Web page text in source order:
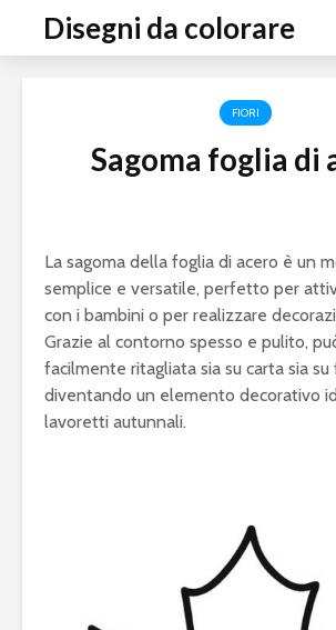
Disegni da colorare
FIORI
Sagoma foglia di
La sagoma della foglia di acero è un
semplice e versatile, perfetto per
con i bambini o per realizzare
Grazie al contorno spesso e pulito,
facilmente ritagliata sia su carta sia
diventando un elemento decorativo
lavoretti autunnali.